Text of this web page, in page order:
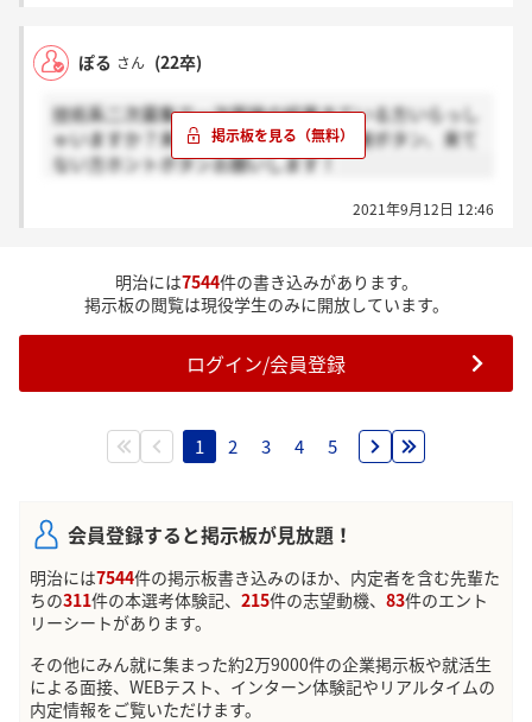
ぽる さん (22卒)
技術系二次募集で一次面接の結果きている方いらっし
ゃいますか？来ている方いましたら感謝ボタン、来て
ない方ホントボタンお願いします！
2021年9月12日 12:46
明治には7544件の書き込みがあります。
掲示板の閲覧は現役学生のみに開放しています。
ログイン/会員登録
1 2 3 4 5
会員登録すると掲示板が見放題！
明治には7544件の掲示板書き込みのほか、内定者を含む先輩た
ちの311件の本選考体験記、 215件の志望動機、 83件のエント
リーシートがあります。
その他にみん就に集まった約2万9000件の企業掲示板や就活生
による面接、WEBテスト、インターン体験記やリアルタイムの
内定情報をご覧いただけます。